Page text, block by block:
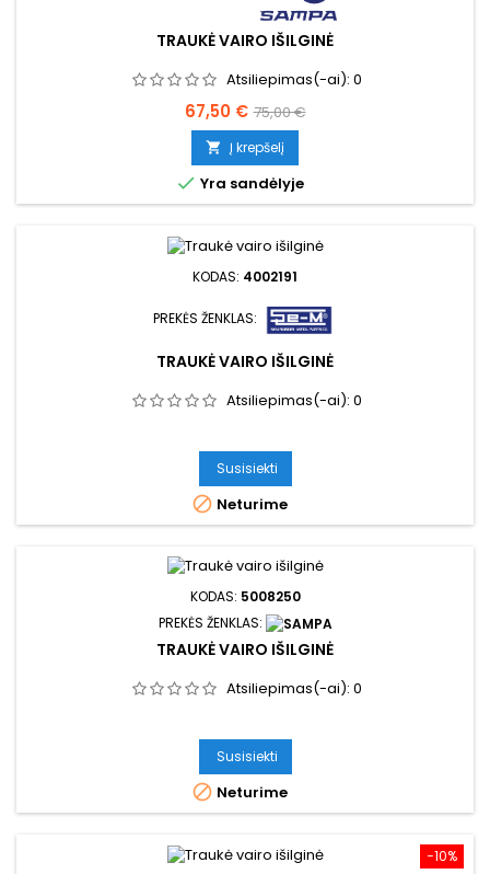
TRAUKĖ VAIRO IŠILGINĖ
Atsiliepimas(-ai): 0
Kaina
67,50 € Bazinė
kaina
75,00 €
 Į krepšelį
 Yra sandėlyje
KODAS: 4002191
PREKĖS ŽENKLAS:
TRAUKĖ VAIRO IŠILGINĖ
Atsiliepimas(-ai): 0
Susisiekti
 Neturime
KODAS: 5008250
PREKĖS ŽENKLAS:
TRAUKĖ VAIRO IŠILGINĖ
Atsiliepimas(-ai): 0
Susisiekti
 Neturime
−10%